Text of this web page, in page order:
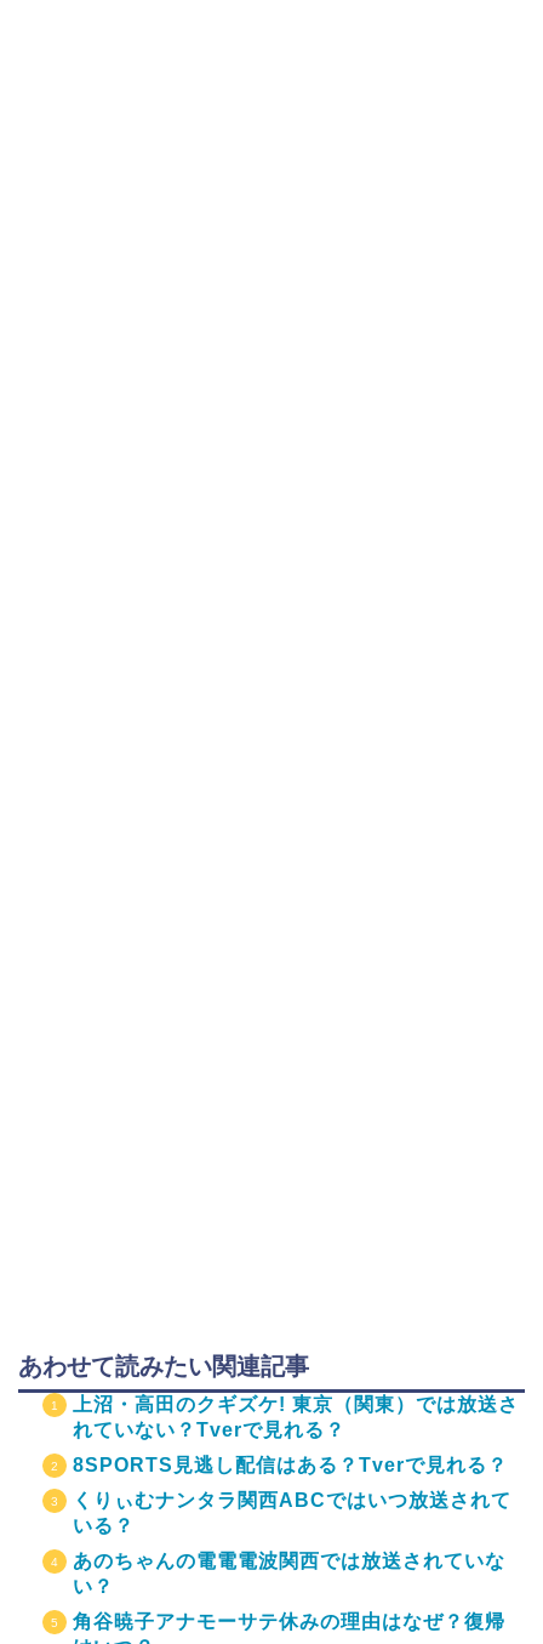
あわせて読みたい関連記事
上沼・高田のクギズケ! 東京（関東）では放送さ
れていない？Tverで見れる？
8SPORTS見逃し配信はある？Tverで見れる？
くりぃむナンタラ関西ABCではいつ放送されて
いる？
あのちゃんの電電電波関西では放送されていな
い？
角谷暁子アナモーサテ休みの理由はなぜ？復帰